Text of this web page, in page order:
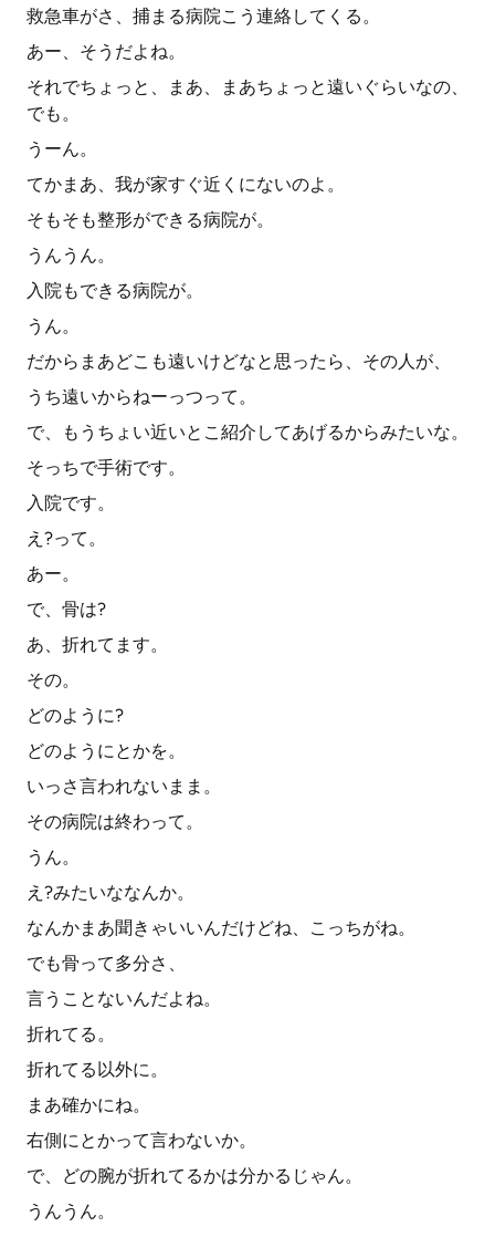
救急車がさ、捕まる病院こう連絡してくる。
あー、そうだよね。
それでちょっと、まあ、まあちょっと遠いぐらいなの、
でも。
うーん。
てかまあ、我が家すぐ近くにないのよ。
そもそも整形ができる病院が。
うんうん。
入院もできる病院が。
うん。
だからまあどこも遠いけどなと思ったら、その人が、
うち遠いからねーっつって。
で、もうちょい近いとこ紹介してあげるからみたいな。
そっちで手術です。
入院です。
え?って。
あー。
で、骨は?
あ、折れてます。
その。
どのように?
どのようにとかを。
いっさ言われないまま。
その病院は終わって。
うん。
え?みたいななんか。
なんかまあ聞きゃいいんだけどね、こっちがね。
でも骨って多分さ、
言うことないんだよね。
折れてる。
折れてる以外に。
まあ確かにね。
右側にとかって言わないか。
で、どの腕が折れてるかは分かるじゃん。
うんうん。